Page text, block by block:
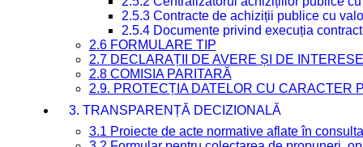
2.5.3 Contracte de achiziții publice cu
2.5.4 Documente privind execuția
2.6 FORMULARE TIP
2.7 DECLARAȚII DE AVERE ȘI DE INTERESE
2.8 COMISIA PARITARĂ
2.9. PROTECȚIA DATELOR CU CARACTER
3. TRANSPARENȚĂ DECIZIONALĂ
3.1 Proiecte de acte normative aflate în